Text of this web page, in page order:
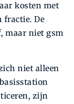
kosten met
fractie. De
maar niet gsm
niet alleen
zijn